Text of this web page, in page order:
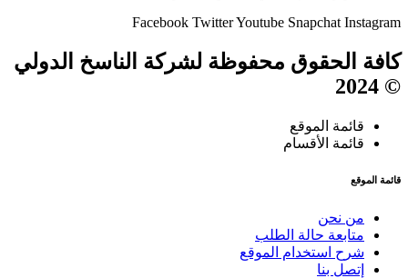
Facebook TwitterYoutube Snapchat Instagram
كافة الحقوق محفوظة لشركة الناسخ الدولي
© 2024
قائمة الموقع
قائمة الأقسام
قائمة الموقع
من نحن
متابعة حالة الطلب
شرح استخدام الموقع
إتصل بنا